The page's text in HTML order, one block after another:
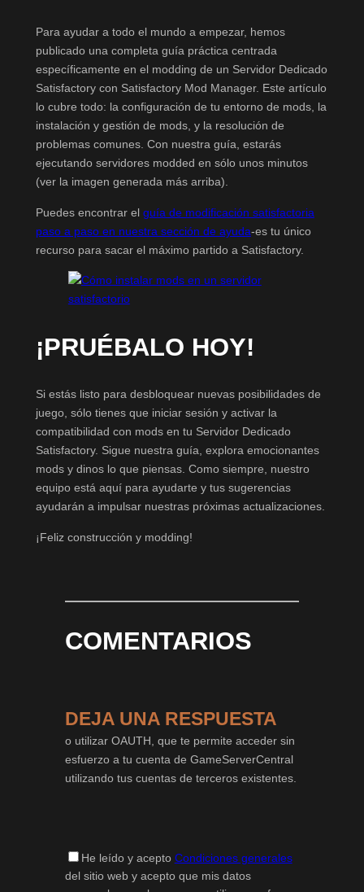
Para ayudar a todo el mundo a empezar, hemos
publicado una completa guía práctica centrada
específicamente en el modding de un Servidor Dedicado
Satisfactory con Satisfactory Mod Manager. Este artículo
lo cubre todo: la configuración de tu entorno de mods, la
instalación y gestión de mods, y la resolución de
problemas comunes. Con nuestra guía, estarás
ejecutando servidores modded en sólo unos minutos
(ver la imagen generada más arriba).
Puedes encontrar el guía de modificación satisfactoria
paso a paso en nuestra sección de ayuda-es tu único
recurso para sacar el máximo partido a Satisfactory.
¡PRUÉBALO HOY!
Si estás listo para desbloquear nuevas posibilidades de
juego, sólo tienes que iniciar sesión y activar la
compatibilidad con mods en tu Servidor Dedicado
Satisfactory. Sigue nuestra guía, explora emocionantes
mods y dinos lo que piensas. Como siempre, nuestro
equipo está aquí para ayudarte y tus sugerencias
ayudarán a impulsar nuestras próximas actualizaciones.
¡Feliz construcción y modding!
COMENTARIOS
DEJA UNA RESPUESTA
o utilizar OAUTH, que te permite acceder sin
esfuerzo a tu cuenta de GameServerCentral
utilizando tus cuentas de terceros existentes.
He leído y acepto Condiciones generales
del sitio web y acepto que mis datos